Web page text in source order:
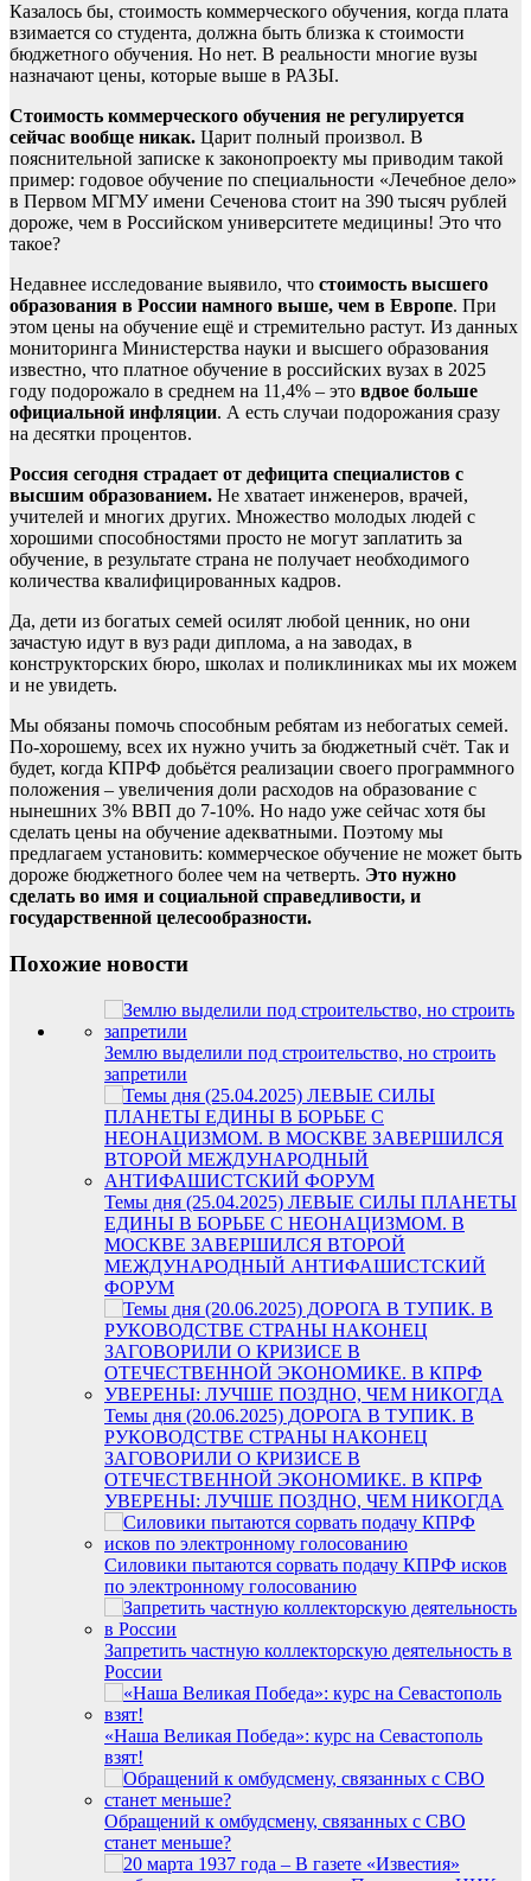
Казалось бы, стоимость коммерческого обучения, когда плата
взимается со студента, должна быть близка к стоимости
бюджетного обучения. Но нет. В реальности многие вузы
назначают цены, которые выше в РАЗЫ.
Стоимость коммерческого обучения не регулируется
сейчас вообще никак. Царит полный произвол. В
пояснительной записке к законопроекту мы приводим такой
пример: годовое обучение по специальности «Лечебное дело»
в Первом МГМУ имени Сеченова стоит на 390 тысяч рублей
дороже, чем в Российском университете медицины! Это что
такое?
Недавнее исследование выявило, что стоимость высшего
образования в России намного выше, чем в Европе. При
этом цены на обучение ещё и стремительно растут. Из данных
мониторинга Министерства науки и высшего образования
известно, что платное обучение в российских вузах в 2025
году подорожало в среднем на 11,4% – это вдвое больше
официальной инфляции. А есть случаи подорожания сразу
на десятки процентов.
Россия сегодня страдает от дефицита специалистов с
высшим образованием. Не хватает инженеров, врачей,
учителей и многих других. Множество молодых людей с
хорошими способностями просто не могут заплатить за
обучение, в результате страна не получает необходимого
количества квалифицированных кадров.
Да, дети из богатых семей осилят любой ценник, но они
зачастую идут в вуз ради диплома, а на заводах, в
конструкторских бюро, школах и поликлиниках мы их можем
и не увидеть.
Мы обязаны помочь способным ребятам из небогатых семей.
По-хорошему, всех их нужно учить за бюджетный счёт. Так и
будет, когда КПРФ добьётся реализации своего программного
положения – увеличения доли расходов на образование с
нынешних 3% ВВП до 7-10%. Но надо уже сейчас хотя бы
сделать цены на обучение адекватными. Поэтому мы
предлагаем установить: коммерческое обучение не может быть
дороже бюджетного более чем на четверть. Это нужно
сделать во имя и социальной справедливости, и
государственной целесообразности.
Похожие новости
Землю выделили под строительство, но строить
запретили
Темы дня (25.04.2025) ЛЕВЫЕ СИЛЫ ПЛАНЕТЫ
ЕДИНЫ В БОРЬБЕ С НЕОНАЦИЗМОМ. В
МОСКВЕ ЗАВЕРШИЛСЯ ВТОРОЙ
МЕЖДУНАРОДНЫЙ АНТИФАШИСТСКИЙ
ФОРУМ
Темы дня (20.06.2025) ДОРОГА В ТУПИК. В
РУКОВОДСТВЕ СТРАНЫ НАКОНЕЦ
ЗАГОВОРИЛИ О КРИЗИСЕ В
ОТЕЧЕСТВЕННОЙ ЭКОНОМИКЕ. В КПРФ
УВЕРЕНЫ: ЛУЧШЕ ПОЗДНО, ЧЕМ НИКОГДА
Силовики пытаются сорвать подачу КПРФ исков
по электронному голосованию
Запретить частную коллекторскую деятельность в
России
«Наша Великая Победа»: курс на Севастополь
взят!
Обращений к омбудсмену, связанных с СВО
станет меньше?